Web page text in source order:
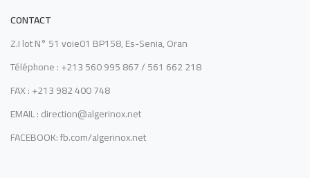
CONTACT
Z.I lot N° 51 voie01 BP158, Es-Senia, Oran
Téléphone : +213 560 995 867 / 561 662 218
FAX : +213 982 400 748
EMAIL : direction@algerinox.net
FACEBOOK: fb.com/algerinox.net